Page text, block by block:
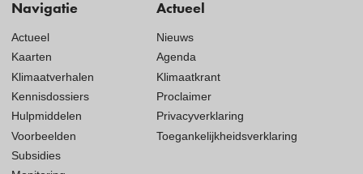
Navigatie
Actueel
Kaarten
Klimaatverhalen
Kennisdossiers
Hulpmiddelen
Voorbeelden
Subsidies
Actueel
Nieuws
Agenda
Klimaatkrant
Proclaimer
Privacyverklaring
Toegankelijkheidsverklaring